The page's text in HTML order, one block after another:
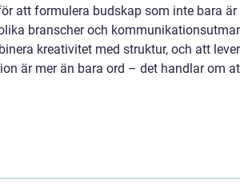
att formulera budskap som inte bara
branscher och
kreativitet med struktur, och att
är mer än bara ord – det handlar om